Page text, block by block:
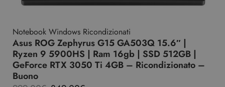
Notebook Windows Ricondizionati
Asus ROG Zephyrus G15 GA503Q 15.6″ |
Ryzen 9 5900HS | Ram 16gb | SSD 512GB |
GeForce RTX 3050 Ti 4GB – Ricondizionato –
Buono